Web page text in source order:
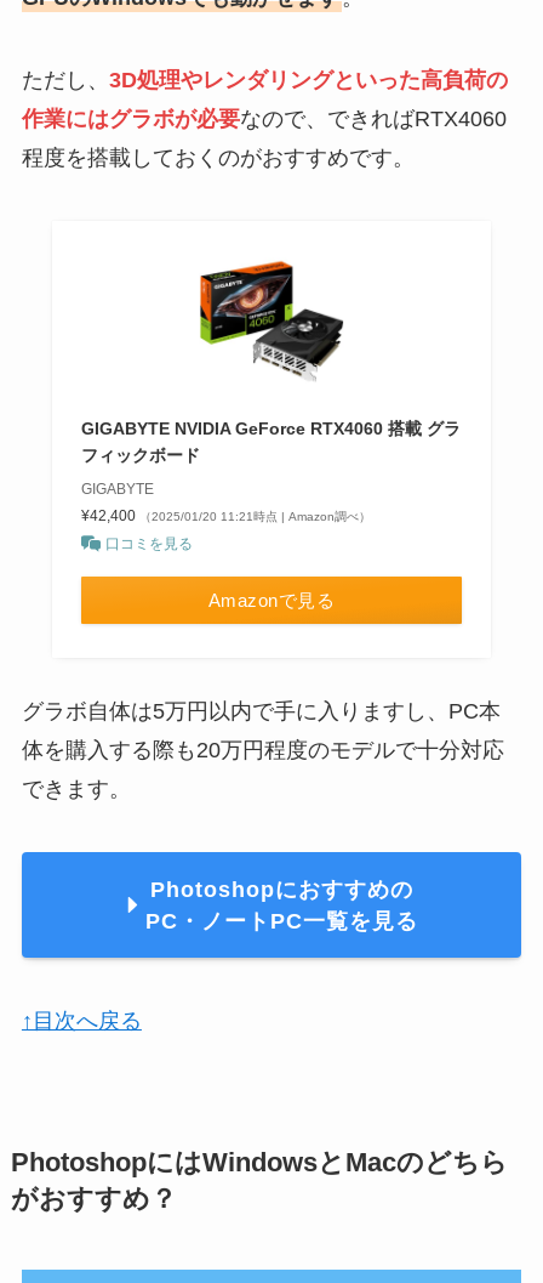
ただし、 3D処理やレンダリングといった高負荷の
作業にはグラボが必要なので、できればRTX4060
程度を搭載しておくのがおすすめです。
GIGABYTE NVIDIA GeForce RTX4060 搭載 グラ
フィックボード
GIGABYTE
¥42,400
（2025/01/20 11:21時点 | Amazon調べ）
口コミを見る
Amazonで見る
グラボ自体は5万円以内で手に入りますし、PC本
体を購入する際も20万円程度のモデルで十分対応
できます。
Photoshopにおすすめの
PC・ノートPC一覧を見る
↑目次へ戻る
PhotoshopにはWindowsとMacのどちら
がおすすめ？